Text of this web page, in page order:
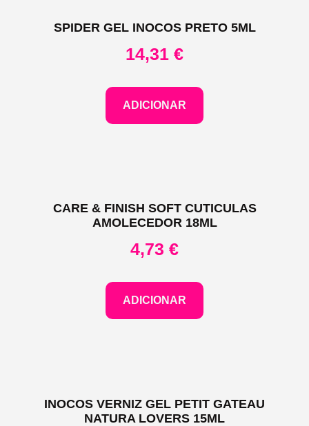
SPIDER GEL INOCOS PRETO 5ML
14,31 €
ADICIONAR
CARE & FINISH SOFT CUTICULAS
AMOLECEDOR 18ML
4,73 €
ADICIONAR
INOCOS VERNIZ GEL PETIT GATEAU
NATURA LOVERS 15ML